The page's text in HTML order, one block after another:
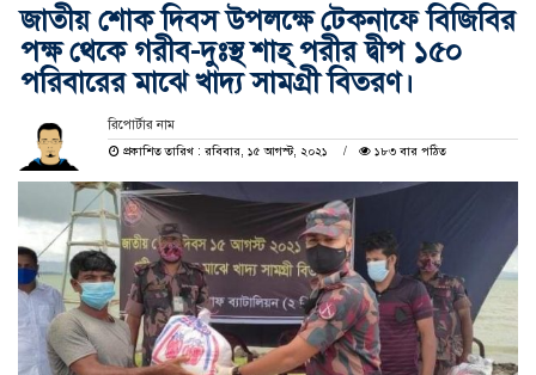
জাতীয় শোক দিবস উপলক্ষে টেকনাফে বিজিবির
পক্ষ থেকে গরীব-দুঃস্থ শাহ্ পরীর দ্বীপ ১৫০
পরিবারের মাঝে খাদ্য সামগ্রী বিতরণ।
রিপোর্টার নাম
প্রকাশিত তারিখ : রবিবার, ১৫ আগস্ট, ২০২১
১৮৩ বার পঠিত